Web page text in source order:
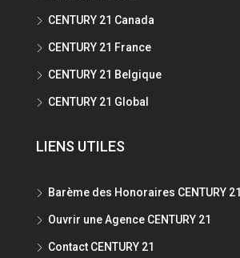
CENTURY 21 Canada
CENTURY 21 France
CENTURY 21 Belgique
CENTURY 21 Global
LIENS UTILES
Barème des Honoraires CENTURY 21
Ouvrir une Agence CENTURY 21
Contact CENTURY 21